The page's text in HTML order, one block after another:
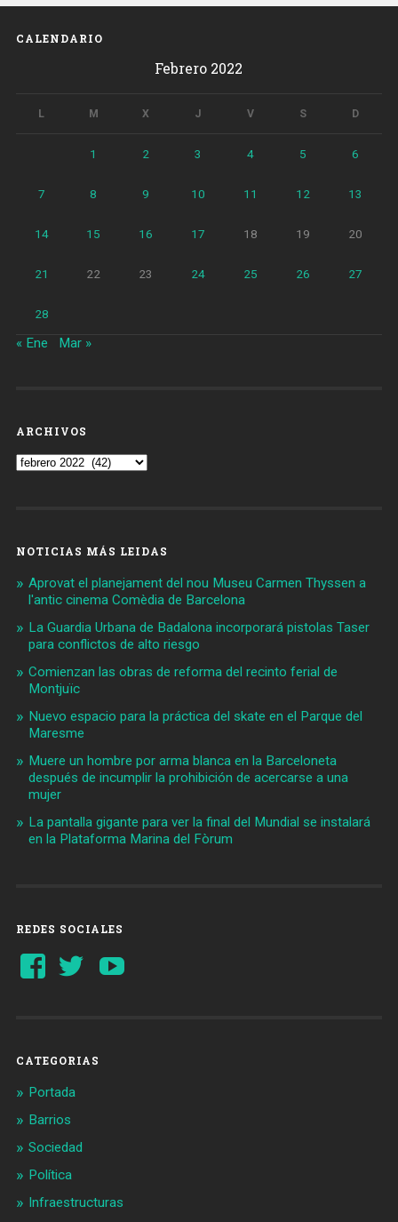
la
cada
CALENDARIO
Febrero 2022
L M X J V S D
1 2 3 4 5 6
7 8 9 10 11 12 13
14 15 16 17 18 19 20
21 22 23 24 25 26 27
28
« Ene Mar »
ARCHIVOS
Archivos
NOTICIAS MÁS LEIDAS
Aprovat el planejament del nou Museu Carmen Thyssen a
l'antic cinema Comèdia de Barcelona
La Guardia Urbana de Badalona incorporará pistolas Taser
para conflictos de alto riesgo
Comienzan las obras de reforma del recinto ferial de
Montjuïc
Nuevo espacio para la práctica del skate en el Parque del
Maresme
Muere un hombre por arma blanca en la Barceloneta
después de incumplir la prohibición de acercarse a una
mujer
La pantalla gigante para ver la final del Mundial se instalará
en la Plataforma Marina del Fòrum
REDES SOCIALES
Ver
perfil
Ver
perfil
CATEGORIAS
Portada
Barrios
Sociedad
Política
Infraestructuras